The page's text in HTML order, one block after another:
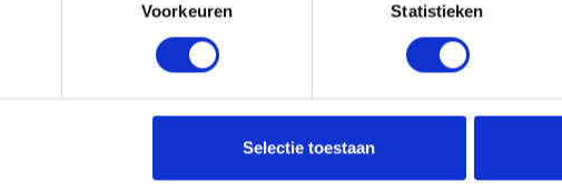
Voorkeuren Statistieken
Selectie toestaan
Grootverpakking (15)
Bestel nu!
Grootverpakking (15)
Bestel nu!